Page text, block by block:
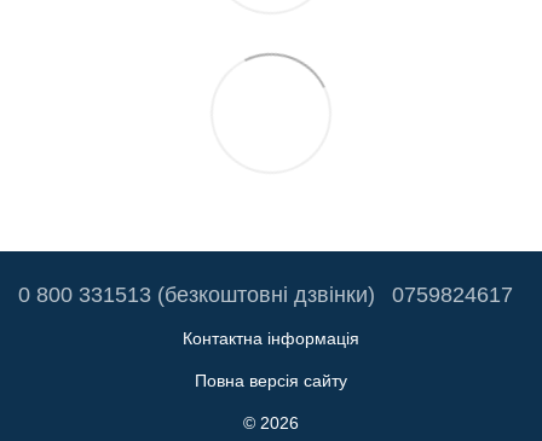
0 800 331513 (безкоштовні дзвінки) 0759824617
Контактна інформація
Повна версія сайту
© 2026